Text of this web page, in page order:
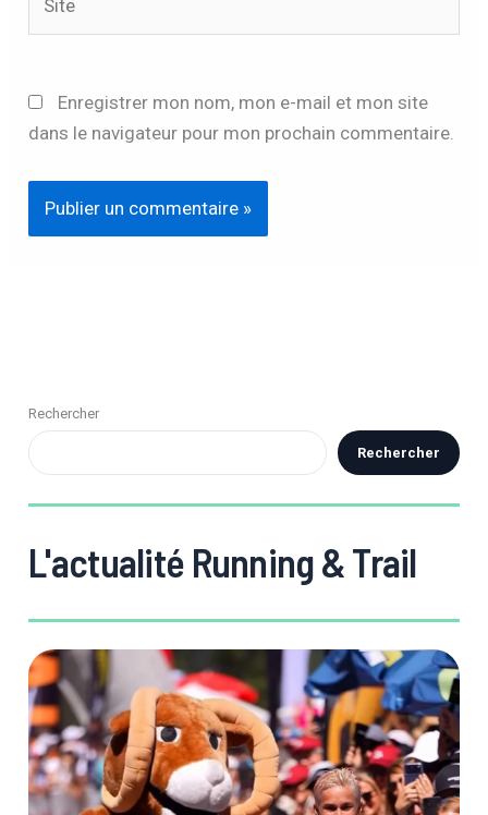
Enregistrer mon nom, mon e-mail et mon site
dans le navigateur pour mon prochain commentaire.
Rechercher
Rechercher
L'actualité Running & Trail